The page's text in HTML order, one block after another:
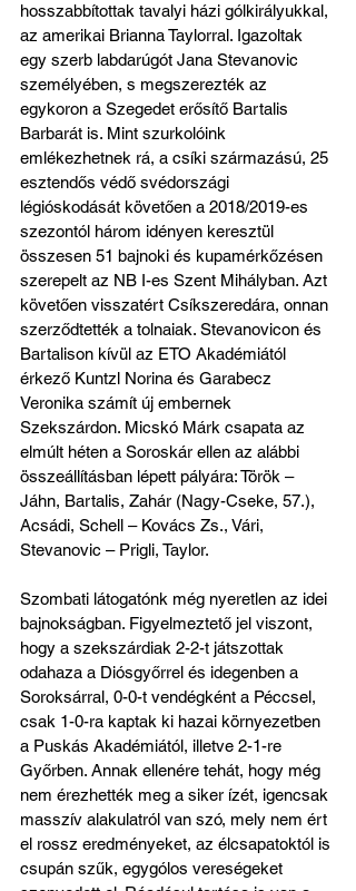
hosszabbítottak tavalyi házi gólkirályukkal,
az amerikai Brianna Taylorral. Igazoltak
egy szerb labdarúgót Jana Stevanovic
személyében, s megszerezték az
egykoron a Szegedet erősítő Bartalis
Barbarát is. Mint szurkolóink
emlékezhetnek rá, a csíki származású, 25
esztendős védő svédországi
légióskodását követően a 2018/2019-es
szezontól három idényen keresztül
összesen 51 bajnoki és kupamérkőzésen
szerepelt az NB I-es Szent Mihályban. Azt
követően visszatért Csíkszeredára, onnan
szerződtették a tolnaiak. Stevanovicon és
Bartalison kívül az ETO Akadémiától
érkező Kuntzl Norina és Garabecz
Veronika számít új embernek
Szekszárdon. Micskó Márk csapata az
elmúlt héten a Soroskár ellen az alábbi
összeállításban lépett pályára: Török –
Jáhn, Bartalis, Zahár (Nagy-Cseke, 57.),
Acsádi, Schell – Kovács Zs., Vári,
Stevanovic – Prigli, Taylor.
Szombati látogatónk még nyeretlen az idei
bajnokságban. Figyelmeztető jel viszont,
hogy a szekszárdiak 2-2-t játszottak
odahaza a Diósgyőrrel és idegenben a
Soroksárral, 0-0-t vendégként a Péccsel,
csak 1-0-ra kaptak ki hazai környezetben
a Puskás Akadémiától, illetve 2-1-re
Győrben. Annak ellenére tehát, hogy még
nem érezhették meg a siker ízét, igencsak
masszív alakulatról van szó, mely nem ért
el rossz eredményeket, az élcsapatoktól is
csupán szűk, egygólos vereségeket